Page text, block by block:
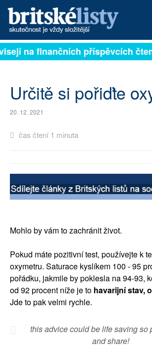
PŘIHLÁSIT
ARCHIV
AUTOŘI
SOCIÁLNÍ SÍTĚ
RUBRIKY
PLNÁ VERZE STRÁNEK
na finančních příspěvcích
Určitě si pořiďte
20. 12. 2021
čas čtení 1 minuta
Mohlo by vám to zachránit život.
Pokud máte pozitivní test, používejte k
oxymetru. Saturace kyslíkem 100 - 95
pořádku, jakmile by poklesla na 94-93,
od 92 procent níže je to havarijní stav,
Jde to pak velmi rychle.
this advice could be life saving so
and share!